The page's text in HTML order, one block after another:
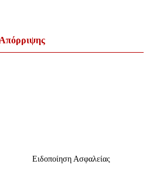
Ειδοποίηση Ασφαλείας